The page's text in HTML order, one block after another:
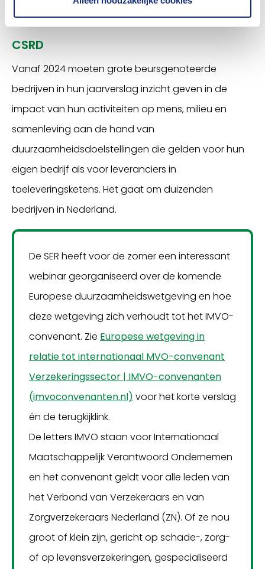
sturen.
CSRD
Vanaf 2024 moeten grote beursgenoteerde
bedrijven in hun jaarverslag inzicht geven in de
impact van hun activiteiten op mens, milieu en
samenleving aan de hand van
duurzaamheidsdoelstellingen die gelden voor hun
eigen bedrijf als voor leveranciers in
toeleveringsketens. Het gaat om duizenden
bedrijven in Nederland.
De SER heeft voor de zomer een interessant
webinar georganiseerd over de komende
Europese duurzaamheidswetgeving en hoe
deze wetgeving zich verhoudt tot het IMVO-
convenant. Zie Europese wetgeving in
relatie tot internationaal MVO-convenant
Verzekeringssector | IMVO-convenanten
(imvoconvenanten.nl) voor het korte verslag
én de terugkijklink.
De letters IMVO staan voor Internationaal
Maatschappelijk Verantwoord Ondernemen
en het convenant geldt voor alle leden van
het Verbond van Verzekeraars en van
Zorgverzekeraars Nederland (ZN). Of ze nou
groot of klein zijn, gericht op schade-, zorg-
of op levensverzekeringen, gespecialiseerd